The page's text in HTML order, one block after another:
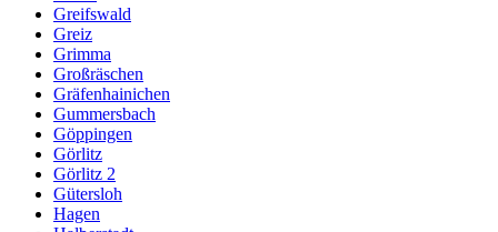
Greifswald
Greiz
Grimma
Großräschen
Gräfenhainichen
Gummersbach
Göppingen
Görlitz
Görlitz 2
Gütersloh
Hagen